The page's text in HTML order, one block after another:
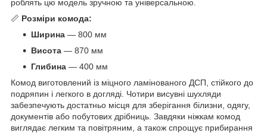
роблять цю модель зручною та універсальною.
📏 Розміри комода:
Ширина — 800 мм
Висота — 870 мм
Глибина — 400 мм
Комод виготовлений із міцного ламінованого ДСП, стійкого до
подряпин і легкого в догляді. Чотири висувні шухляди
забезпечують достатньо місця для зберігання білизни, одягу,
документів або побутових дрібниць. Завдяки ніжкам комод
виглядає легким та повітряним, а також спрощує прибирання